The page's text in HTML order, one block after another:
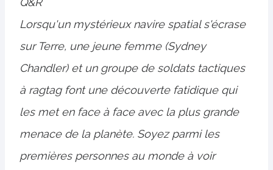
Lorsqu'un mystérieux navire spatial s'écrase
sur Terre, une jeune femme (Sydney
Chandler) et un groupe de soldats tactiques
à ragtag font une découverte fatidique qui
les met en face à face avec la plus grande
menace de la planète. Soyez parmi les
premières personnes au monde à voir